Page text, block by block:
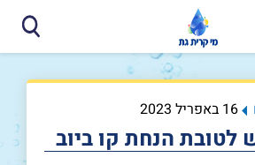
16 באפריל 2023
לטובת הנחת קו ביוב